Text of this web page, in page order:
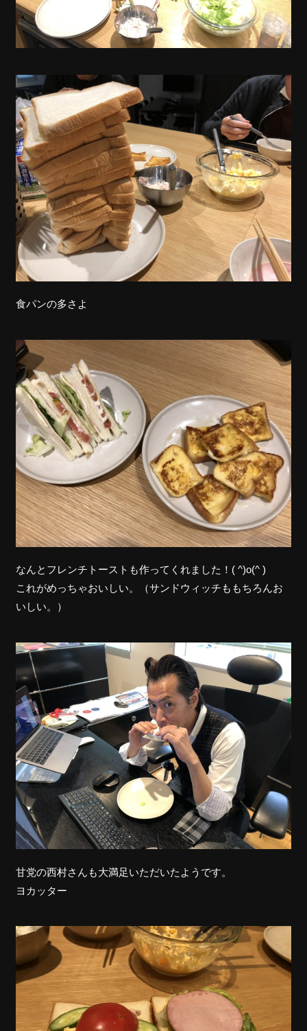
食パンの多さよ
なんとフレンチトーストも作ってくれました！( ^)o(^ )
これがめっちゃおいしい。（サンドウィッチももちろんお
いしい。）
甘党の西村さんも大満足いただいたようです。
ヨカッター